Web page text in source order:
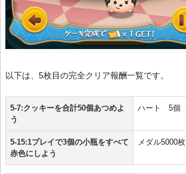
以下は、5枚目の完全クリア報酬一覧です。
5-7:クッキーを合計50個あつめよ
う
ハート 5個
5-15:1プレイで3個の小瓶をすべて
赤色にしよう
メダル5000枚